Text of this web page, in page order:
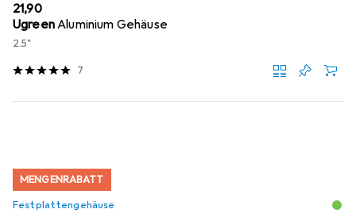
EUR
21,90
UgreenAluminium Gehäuse
2.5"
7
MENGENRABATT
Festplattengehäuse